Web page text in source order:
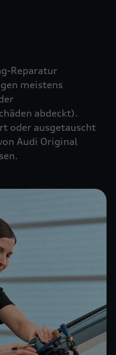
Reparatur
meistens
abdeckt).
oder ausgetauscht
Audi Original